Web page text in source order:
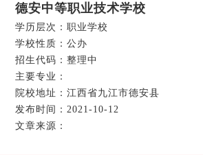
德安中等职业技术学校
学历层次：职业学校
学校性质：公办
招生代码：整理中
主要专业：
院校地址：江西省九江市德安县
发布时间：2021-10-12
文章来源：